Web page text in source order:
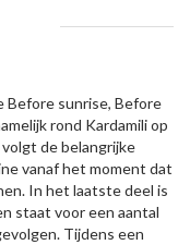
Before sunrise, Before
rond Kardamili op
de belangrijke
vanaf het moment dat
In het laatste deel is
staat voor een aantal
Tijdens een